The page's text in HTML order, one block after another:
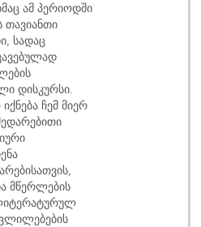
ამ პერიოდში
თავიანთი
სადაც
დისკურსი.
ჩემ მიერ
მწერლების